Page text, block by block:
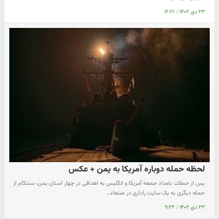
۲۳ دی ۱۴۰۲ | ۱۲:۲۱
لحظه حمله دوباره آمریکا به یمن + عکس
پس از حملات بامداد جمعه آمریکا و انگلیس به اهدافی در چهار استان یمن، سنتکام از
حمله دیگری به یک سایت راداری در صنعاء…
۲۳ دی ۱۴۰۲ | ۹:۲۲